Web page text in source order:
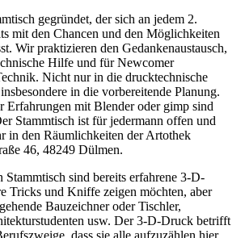
gegründet, der sich an jedem 2.
mit den Chancen und den Möglichkeiten
Wir praktizieren den Gedankenaustausch,
Hilfe und für Newcomer
Nicht nur in die drucktechnische
in die vorbereitende Planung.
Erfahrungen mit Blender oder gimp sind
Stammtisch ist für jedermann offen und
in den Räumlichkeiten der Artothek
46, 48249 Dülmen.
Stammtisch sind bereits erfahrene 3-D-
Tricks und Kniffe zeigen möchten, aber
Bauzeichner oder Tischler,
usw. Der 3-D-Druck betrifft